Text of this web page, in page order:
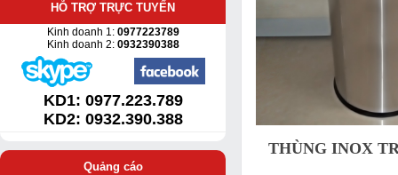
HỖ TRỢ TRỰC TUYẾN
Kinh doanh 1:0977223789
Kinh doanh 2: 0932390388
KD1: 0977.223.789
KD2: 0932.390.388
Quảng cáo
THÙNG INOX